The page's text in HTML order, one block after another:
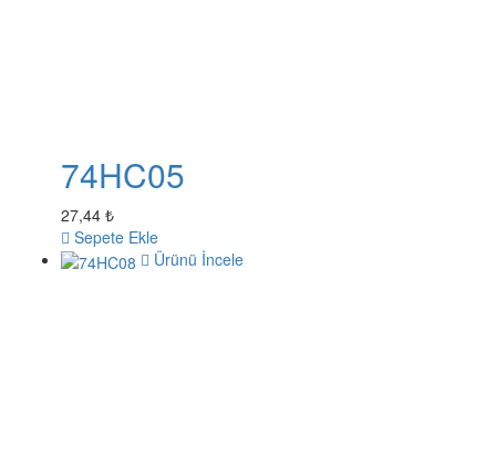
74HC05
27,44 ₺
Sepete Ekle
Ürünü İncele